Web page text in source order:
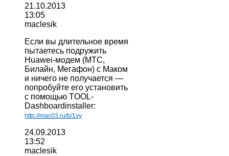
21.10.2013
13:05
maclesik
Если вы длительное время
пытаетесь подружить
Huawei-модем (МТС,
Билайн, Мегафон) с Маком
и ничего не получается —
попробуйте его установить
с помощью TOOL-
Dashboardinstaller:
http://mac03.ru/b/1vy
24.09.2013
13:52
maclesik